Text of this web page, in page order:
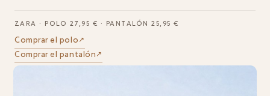
ZARA · POLO 27,95 € · PANTALÓN 25,95 €
Comprar el polo ↗︎
Comprar el pantalón ↗︎